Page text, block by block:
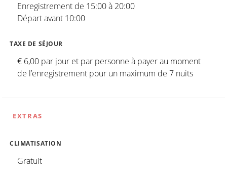
Enregistrement de 15:00 à 20:00
Départ avant 10:00
TAXE DE SÉJOUR
€ 6,00 par jour et par personne à payer au moment
de l’enregistrement pour un maximum de 7 nuits
EXTRAS
CLIMATISATION
Gratuit